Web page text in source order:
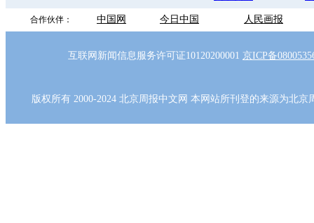
合作伙伴： 中国网 今日中国 人民画报
互联网新闻信息服务许可证10120200001 京ICP备
版权所有 2000-2024 北京周报中文网 本网站所刊登的来源为北